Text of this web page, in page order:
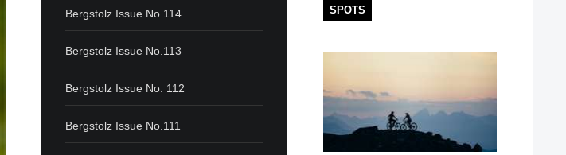
Bergstolz Issue No.114
Bergstolz Issue No.113
Bergstolz Issue No. 112
Bergstolz Issue No.111
SPOTS